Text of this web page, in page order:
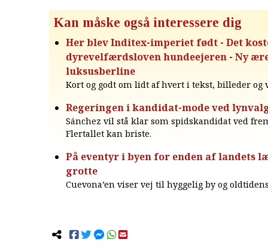
Kan måske også interessere dig
Her blev Inditex-imperiet født - Det
dyrevelfærdsloven hundeejeren - Ny
luksusberline
Kort og godt om lidt af hvert i tekst, billeder og
Regeringen i kandidat-mode ved
Sánchez vil stå klar som spidskandidat ved
Flertallet kan briste.
På eventyr i byen for enden af landets
grotte
Cuevona’en viser vej til hyggelig by og